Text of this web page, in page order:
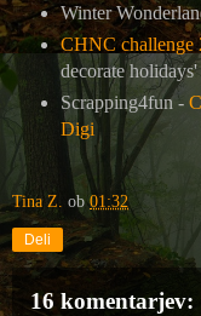
Winter
CHNC challenge
decorate
Scrapping4fun -
Digi
Tina Z. ob01:32
Deli
16 komentarjev: